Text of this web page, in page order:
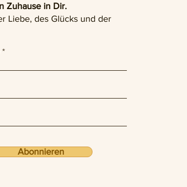
Zuhause in Dir.
Liebe, des Glücks und der
Abonnieren